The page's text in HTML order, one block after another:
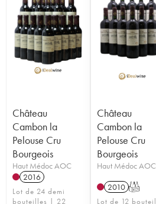
Château
Cambon la
Pelouse Cru
Bourgeois
Haut Médoc AOC
2016
Lot de 24 demi
bouteilles | 22
Château
Cambon la
Pelouse Cru
Bourgeois
Haut Médoc AOC
2010 T
Lot de 12